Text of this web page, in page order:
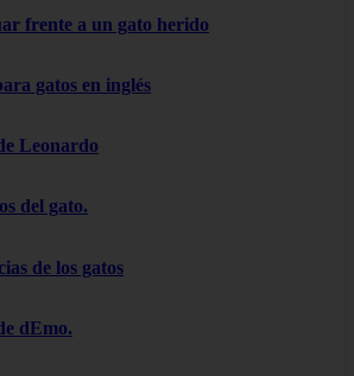
frente a un gato herido
gatos en inglés
Leonardo
del gato.
de los gatos
dEmo.